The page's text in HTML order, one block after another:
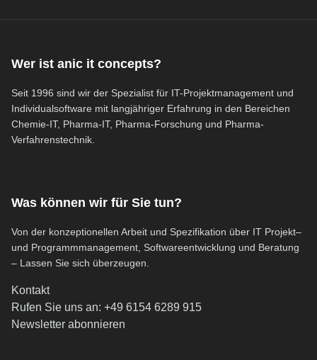
Wer ist anic it concepts?
Seit 1996 sind wir der Spezialist für IT-Projektmanagement und
Individualsoftware mit langjähriger Erfahrung in den Bereichen
Chemie-IT, Pharma-IT, Pharma-Forschung und Pharma-
Verfahrenstechnik.
Was können wir für Sie tun?
Von der konzeptionellen Arbeit und Spezifikation über IT Projekt–
und Programmmanagement, Softwareentwicklung und Beratung
– Lassen Sie sich überzeugen.
Kontakt
Rufen Sie uns an: +49 6154 6289 915
Newsletter abonnieren